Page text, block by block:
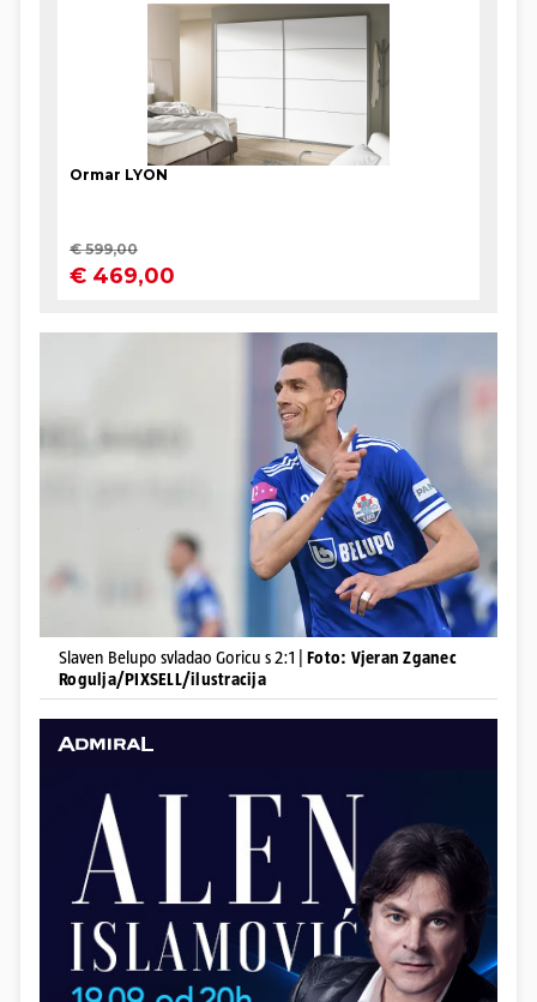
Slaven Belupo svladao Goricu s 2:1 | Foto: Vjeran Zganec
Rogulja/PIXSELL/ilustracija